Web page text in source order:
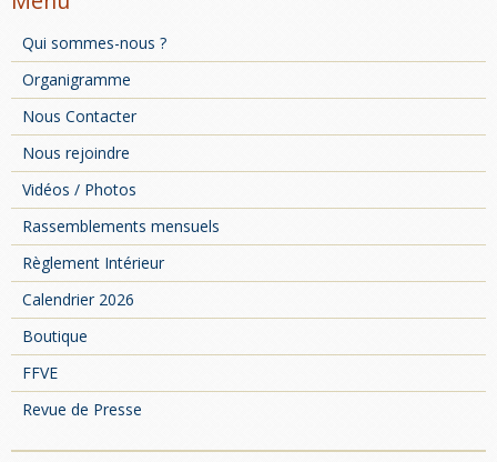
Qui sommes-nous ?
Organigramme
Nous Contacter
Nous rejoindre
Vidéos / Photos
Rassemblements mensuels
Règlement Intérieur
Calendrier 2026
Boutique
FFVE
Revue de Presse